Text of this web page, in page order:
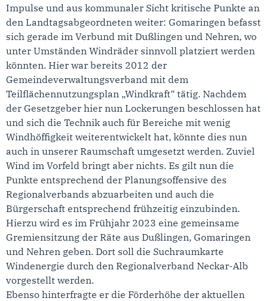
Impulse und aus kommunaler Sicht kritische Punkte an
den Landtagsabgeordneten weiter: Gomaringen befasst
sich gerade im Verbund mit Dußlingen und Nehren, wo
unter Umständen Windräder sinnvoll platziert werden
könnten. Hier war bereits 2012 der
Gemeindeverwaltungsverband mit dem
Teilflächennutzungsplan „Windkraft“ tätig. Nachdem
der Gesetzgeber hier nun Lockerungen beschlossen hat
und sich die Technik auch für Bereiche mit wenig
Windhöffigkeit weiterentwickelt hat, könnte dies nun
auch in unserer Raumschaft umgesetzt werden. Zuviel
Wind im Vorfeld bringt aber nichts. Es gilt nun die
Punkte entsprechend der Planungsoffensive des
Regionalverbands abzuarbeiten und auch die
Bürgerschaft entsprechend frühzeitig einzubinden.
Hierzu wird es im Frühjahr 2023 eine gemeinsame
Gremiensitzung der Räte aus Dußlingen, Gomaringen
und Nehren geben. Dort soll die Suchraumkarte
Windenergie durch den Regionalverband Neckar-Alb
vorgestellt werden.
Ebenso hinterfragte er die Förderhöhe der aktuellen